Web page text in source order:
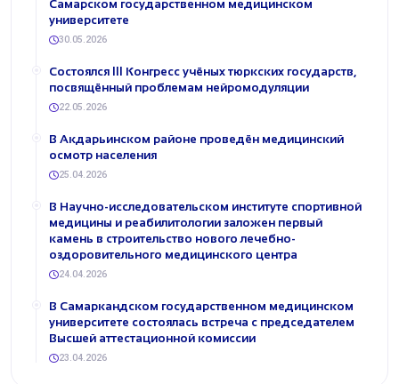
Самарском государственном медицинском
университете
30.05.2026
Состоялся III Конгресс учёных тюркских государств,
посвящённый проблемам нейромодуляции
22.05.2026
В Акдарьинском районе проведён медицинский
осмотр населения
25.04.2026
В Научно-исследовательском институте спортивной
медицины и реабилитологии заложен первый
камень в строительство нового лечебно-
оздоровительного медицинского центра
24.04.2026
В Самаркандском государственном медицинском
университете состоялась встреча с председателем
Высшей аттестационной комиссии
23.04.2026